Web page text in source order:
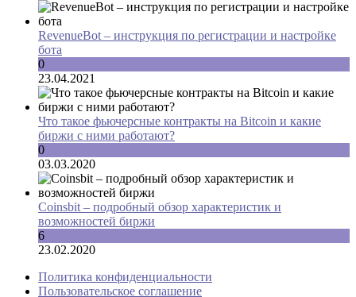
RevenueBot – инструкция по регистрации и настройке
бота
0
23.04.2021
Что такое фьючерсные контракты на Bitcoin и какие
биржи с ними работают?
0
03.03.2020
Coinsbit – подробный обзор характеристик и
возможностей биржи
6
23.02.2020
Политика конфиденциальности
Пользовательское соглашение